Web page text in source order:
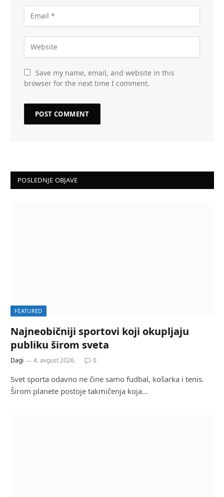
Save my name, email, and website in this
browser for the next time I comment.
POSLEDNJE OBJAVE
FEATURED
Najneobičniji sportovi koji okupljaju
publiku širom sveta
Dagi 4. avgust 2026. 0
Svet sporta odavno ne čine samo fudbal, košarka i tenis.
Širom planete postoje takmičenja koja…